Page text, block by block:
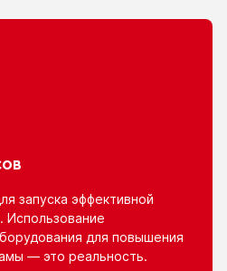
запуска эффективной
Использование
для повышения
— это реальность.